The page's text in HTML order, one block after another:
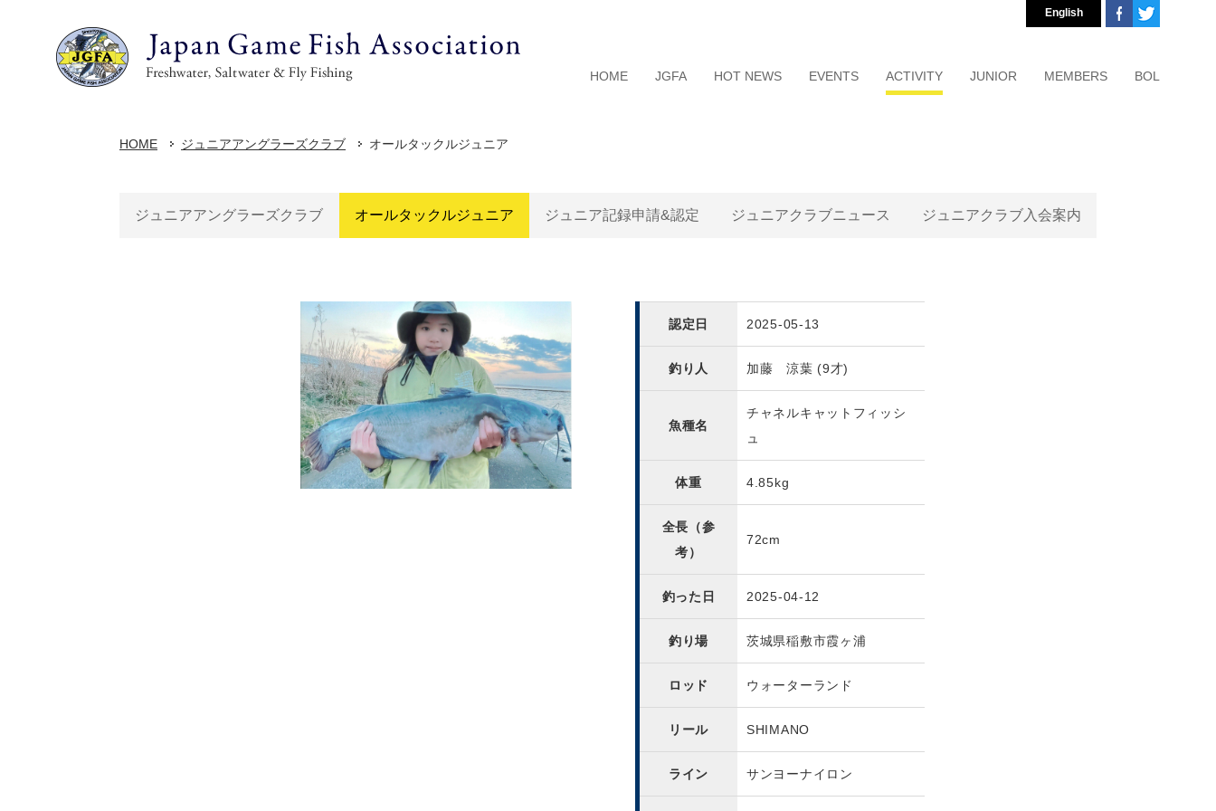
HOME JGFA HOT NEWS EVENTS ACTIVITY JUNIOR MEMBERS BOL
English
HOME ジュニアアングラーズクラブ オールタックルジュニア
ジュニアアングラーズクラブ オールタックルジュニア ジュニア記録申請&認定 ジュニアクラブニュース ジュニアクラブ入会案内
認定日 2025-05-13
釣り人 加藤 涼葉 (9才)
魚種名
チャネルキャットフィッシ
ュ
体重 4.85kg
全長（参
考）
72cm
釣った日 2025-04-12
釣り場 茨城県稲敷市霞ヶ浦
ロッド ウォーターランド
リール SHIMANO
ライン サンヨーナイロン